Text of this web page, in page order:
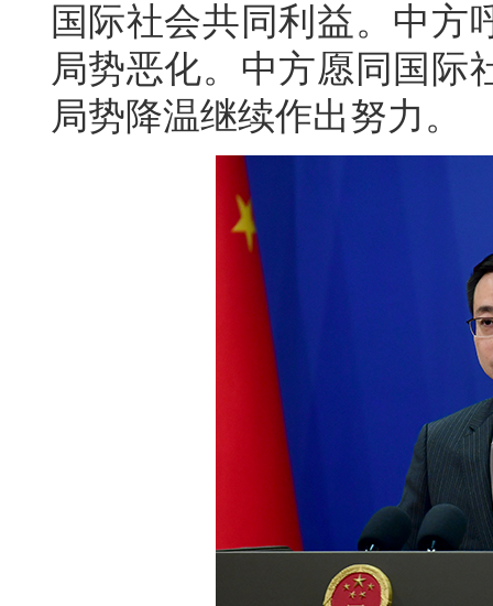
国际社会共同利益。中方
局势恶化。中方愿同国际
局势降温继续作出努力。